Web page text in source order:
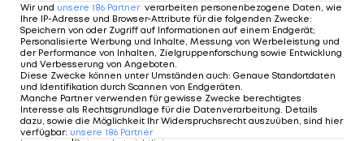
1 VON 24
KOMMENTARE
Wir und unsere 186 Partner verarbeiten personenbezogene Daten, wie
Ihre IP-Adresse und Browser-Attribute für die folgenden Zwecke:
Speichern von oder Zugriff auf Informationen auf einem Endgerät;
Personalisierte Werbung und Inhalte, Messung von Werbeleistung und
der Performance von Inhalten, Zielgruppenforschung sowie Entwicklung
und Verbesserung von Angeboten
Diese Zwecke können unter Umständen auch: Genaue Standortdaten
und Identifikation durch Scannen von Endgeräten
Manche Partner verwenden für gewisse Zwecke berechtigtes
Interesse als Rechtsgrundlage für die Datenverarbeitung. Details
dazu, sowie die Möglichkeit Ihr Widerspruchsrecht auszuüben, sind hier
verfügbar: unsere 186 Partner